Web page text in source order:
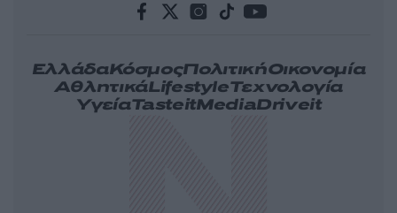
ΕλλάδαΚόσμοςΠολιτικήΟικονομία
ΑθλητικάLifestyleΤεχνολογία
ΥγείαTasteitMediaDriveit